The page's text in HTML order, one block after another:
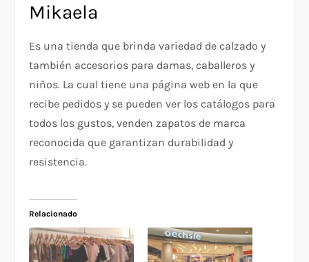
Mikaela
Es una tienda que brinda variedad de calzado y
también accesorios para damas, caballeros y
niños. La cual tiene una página web en la que
recibe pedidos y se pueden ver los catálogos para
todos los gustos, venden zapatos de marca
reconocida que garantizan durabilidad y
resistencia.
Relacionado